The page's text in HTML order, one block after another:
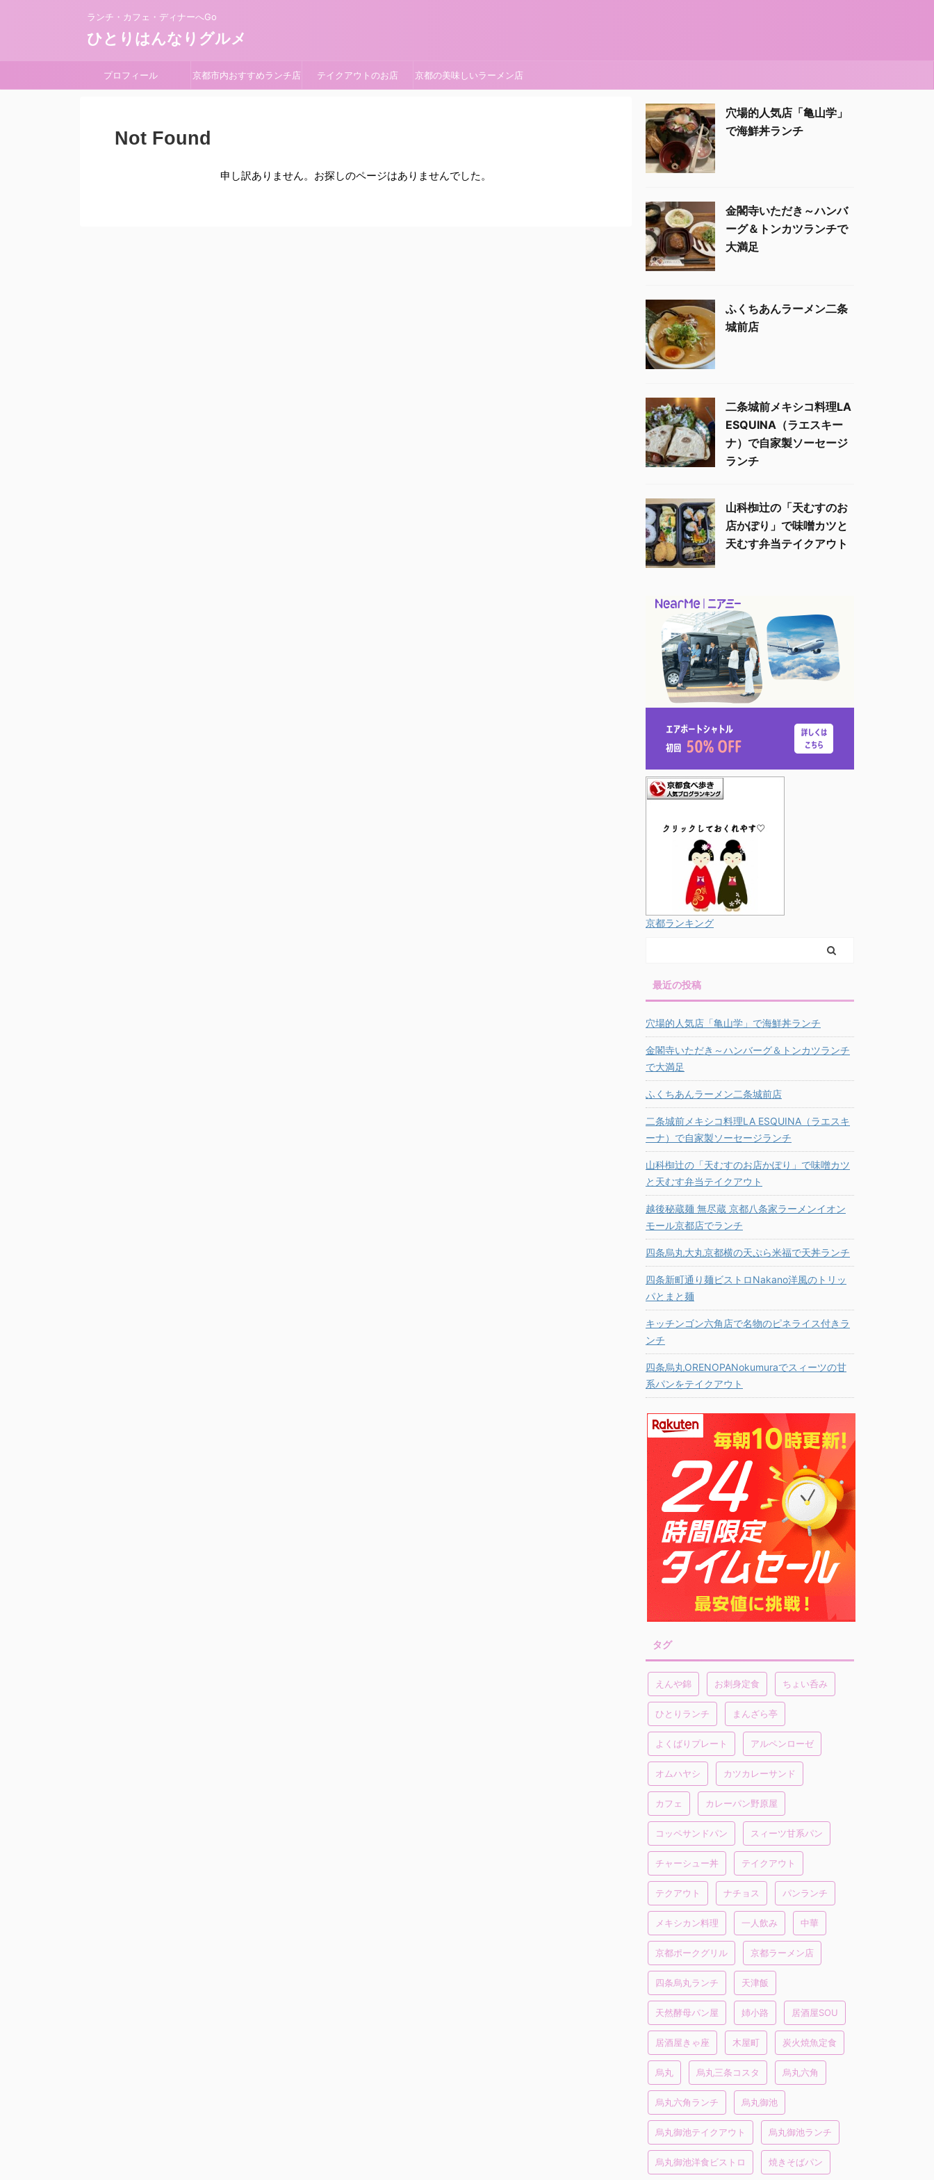
ランチ・カフェ・ディナーへGo
ひとりはんなりグルメ
プロフィール 京都市内おすすめランチ店 テイクアウトのお店 京都の美味しいラーメン店
Not Found
申し訳ありません。お探しのページはありませんでした。
穴場的人気店「亀山学」
で海鮮丼ランチ
金閣寺いただき～ハンバ
ーグ＆トンカツランチで
大満足
ふくちあんラーメン二条
城前店
二条城前メキシコ料理LA
ESQUINA（ラエスキー
ナ）で自家製ソーセージ
ランチ
山科椥辻の「天むすのお
店かぽり」で味噌カツと
天むす弁当テイクアウト
京都ランキング
最近の投稿
穴場的人気店「亀山学」で海鮮丼ランチ
金閣寺いただき～ハンバーグ＆トンカツランチ
で大満足
ふくちあんラーメン二条城前店
二条城前メキシコ料理LA ESQUINA（ラエスキ
ーナ）で自家製ソーセージランチ
山科椥辻の「天むすのお店かぽり」で味噌カツ
と天むす弁当テイクアウト
越後秘蔵麺 無尽蔵 京都八条家ラーメンイオン
モール京都店でランチ
四条烏丸大丸京都横の天ぷら米福で天丼ランチ
四条新町通り麺ビストロNakano洋風のトリッ
パとまと麺
キッチンゴン六角店で名物のピネライス付きラ
ンチ
四条烏丸ORENOPANokumuraでスィーツの甘
系パンをテイクアウト
タグ
えんや錦 お刺身定食 ちょい呑み
ひとりランチ まんざら亭
よくばりプレート アルペンローゼ
オムハヤシ カツカレーサンド
カフェ カレーパン野原屋
コッペサンドパン スィーツ甘系パン
チャーシュー丼 テイクアウト
テクアウト ナチョス パンランチ
メキシカン料理 一人飲み 中華
京都ポークグリル 京都ラーメン店
四条烏丸ランチ 天津飯
天然酵母パン屋 姉小路 居酒屋SOU
居酒屋きゃ座 木屋町 炭火焼魚定食
烏丸 烏丸三条コスタ 烏丸六角
烏丸六角ランチ 烏丸御池
烏丸御池テイクアウト 烏丸御池ランチ
烏丸御池洋食ビストロ 焼きそばパン